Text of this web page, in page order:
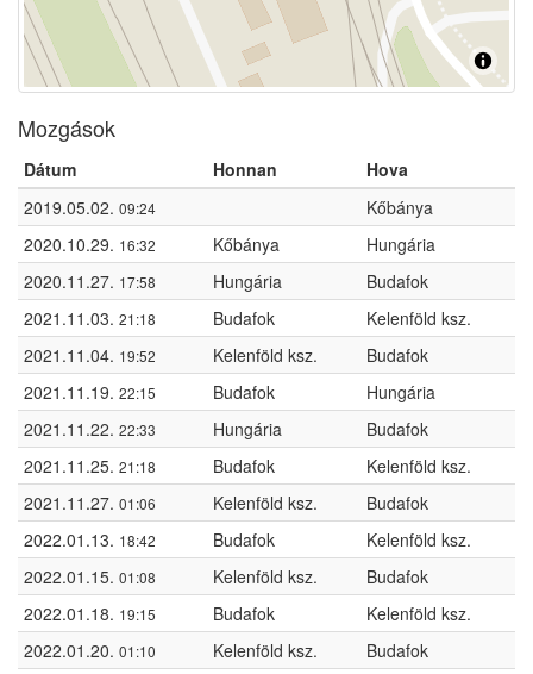
Mozgások
Dátum Honnan
Hova
2019.05.02. 09:24
Kőbánya
2020.10.29. 16:32 Kőbánya
Hungária
2020.11.27. 17:58 Hungária
Budafok
2021.11.03. 21:18 Budafok
Kelenföld ksz.
2021.11.04. 19:52 Kelenföld ksz.
Budafok
2021.11.19. 22:15 Budafok
Hungária
2021.11.22. 22:33 Hungária
Budafok
2021.11.25. 21:18 Budafok
Kelenföld ksz.
2021.11.27. 01:06 Kelenföld ksz.
Budafok
2022.01.13. 18:42 Budafok
Kelenföld ksz.
2022.01.15. 01:08 Kelenföld ksz.
Budafok
2022.01.18. 19:15 Budafok
Kelenföld ksz.
2022.01.20. 01:10 Kelenföld ksz.
Budafok